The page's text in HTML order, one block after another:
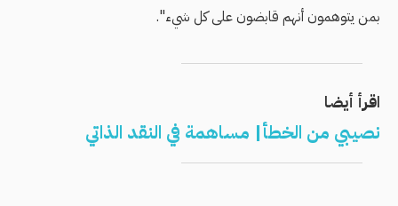
بمن يتوهمون أنهم قابضون على كل شيء".
اقرأ أيضا
نصيبي من الخطأ| مساهمة في النقد الذاتي